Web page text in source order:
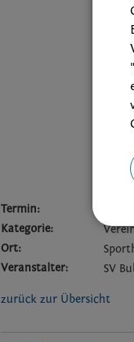
Termin:
Kategorie:
Ort:
Veranstalter:
SV
zurück zur Übersicht